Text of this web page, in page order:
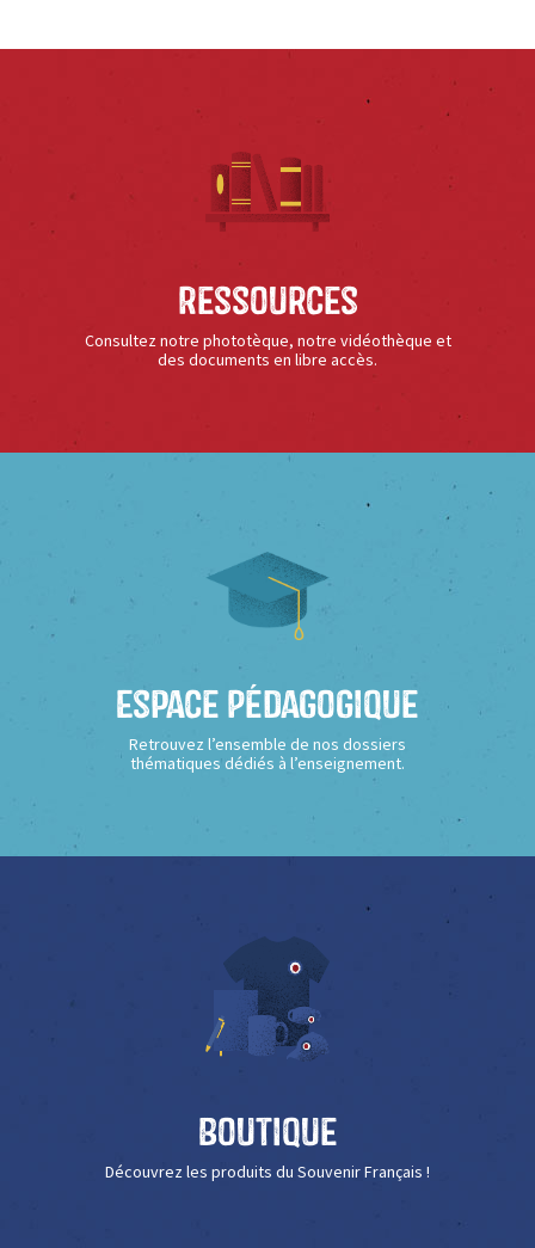
Ressources
Consultez notre phototèque, notre vidéothèque et
des documents en libre accès.
Espace Pédagogique
Retrouvez l’ensemble de nos dossiers
thématiques dédiés à l’enseignement.
Boutique
Découvrez les produits du Souvenir Français !